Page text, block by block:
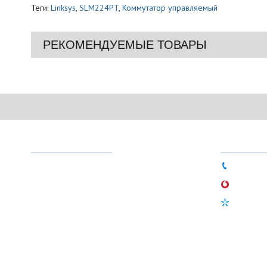
Теги: Linksys, SLM224PT, Коммутатор управляемый
РЕКОМЕНДУЕМЫЕ ТОВАРЫ